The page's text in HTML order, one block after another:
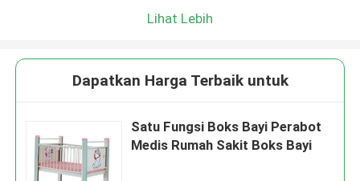
Lihat Lebih
Dapatkan Harga Terbaik untuk
Satu Fungsi Boks Bayi Perabot
Medis Rumah Sakit Boks Bayi